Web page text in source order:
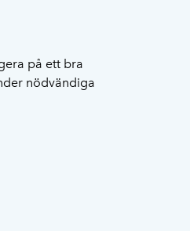
på ett bra
nödvändiga